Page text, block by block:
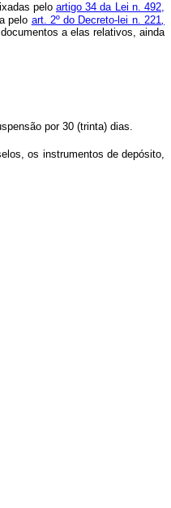
peloartigo 34 da Lei n. 492,
pelo art. 2º do Decreto-lei n. 221,
a elas relativos, ainda
por 30 (trinta) dias.
os instrumentos de depósito,